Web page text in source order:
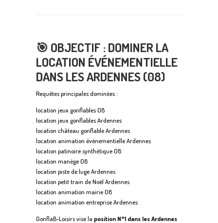
🎯 OBJECTIF : DOMINER LA
LOCATION ÉVÉNEMENTIELLE
DANS LES ARDENNES (08)
Requêtes principales dominées :
location jeux gonflables 08
location jeux gonflables Ardennes
location château gonflable Ardennes
location animation événementielle Ardennes
location patinoire synthétique 08
location manège 08
location piste de luge Ardennes
location petit train de Noël Ardennes
location animation mairie 08
location animation entreprise Ardennes
GonflaB-Loisirs vise la position N°1 dans les Ardennes